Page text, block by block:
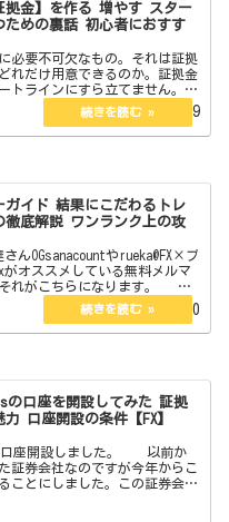
拠金】を作る 増やす スター
ための裏話 初心者におすす
必要不可欠なもの。それは証拠
れだけ用意できるのか。証拠金
トラインにすら立てません。今
作り方を教えます。また初心者
ものそれらについても言及して
j…
2022.06.19
ガイド 結果にこだわるトレ
徹底解説 ワンランク上の攻
さんOGsanacountやrueka@FX×ブ
オススメしている無料メルマ
れがこちらになります。
トレーダーが総合監修したFX投
ールカラー12…
2022.09.20
の口座を開設してみた 証拠
力 口座開設の条件【FX】
口座開設しました。 以前か
証券会社なのですが今年からこ
ことにしました。この証券会社